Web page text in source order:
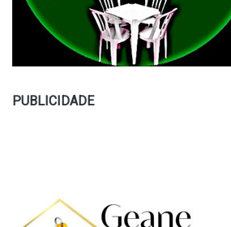
PUBLICIDADE